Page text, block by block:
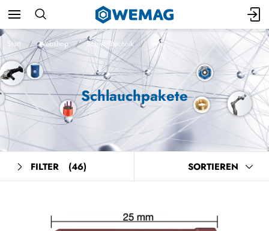
Start Webshop Schweißtechnik WIG
Schlauchpakete
FILTER (46) SORTIEREN